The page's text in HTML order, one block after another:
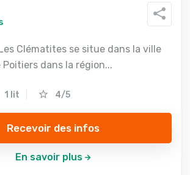
Clématites se situe dans la ville
dans la région...
1 lit 4/5
Recevoir des infos
En savoir plus